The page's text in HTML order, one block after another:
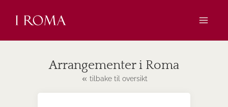
Arrangementer i Roma
tilbake til oversikt